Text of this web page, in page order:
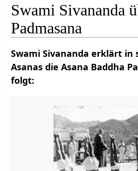
Swami Sivananda
Padmasana
Swami Sivananda erklärt in
Asanas die Asana Baddha
folgt: